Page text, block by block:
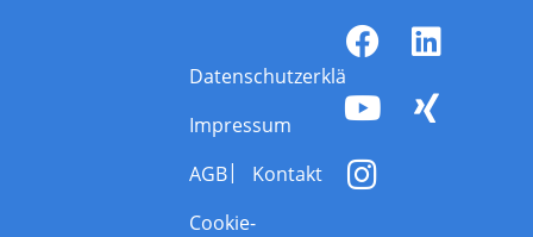
Datenschutzerklärung
Impressum
AGB
Kontakt
Cookie-